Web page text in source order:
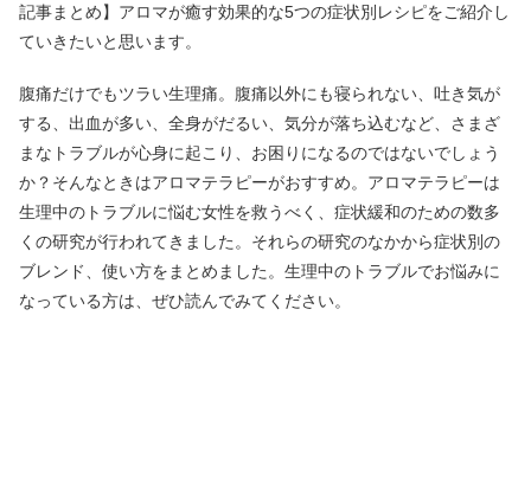
記事まとめ】アロマが癒す効果的な5つの症状別レシピをご紹介し
ていきたいと思います。
腹痛だけでもツラい生理痛。腹痛以外にも寝られない、吐き気が
する、出血が多い、全身がだるい、気分が落ち込むなど、さまざ
まなトラブルが心身に起こり、お困りになるのではないでしょう
か？そんなときはアロマテラピーがおすすめ。アロマテラピーは
生理中のトラブルに悩む女性を救うべく、症状緩和のための数多
くの研究が行われてきました。それらの研究のなかから症状別の
ブレンド、使い方をまとめました。生理中のトラブルでお悩みに
なっている方は、ぜひ読んでみてください。